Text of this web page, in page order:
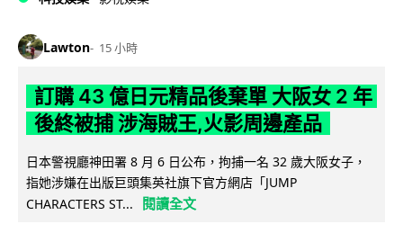
Lawton 15 小時
訂購 43 億日元精品後棄單 大阪女 2 年
後終被捕 涉海賊王,火影周邊產品
日本警視廳神田署 8 月 6 日公布，拘捕一名 32 歲大阪女子，
指她涉嫌在出版巨頭集英社旗下官方網店「JUMP
CHARACTERS ST...
閱讀全文